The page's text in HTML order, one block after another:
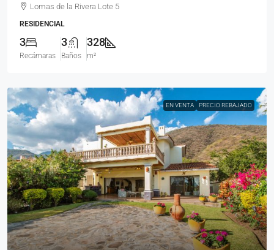
Lomas de la Rivera Lote 5
RESIDENCIAL
3
Recámaras
3
Baños
328
m²
EN VENTA PRECIO REBAJADO